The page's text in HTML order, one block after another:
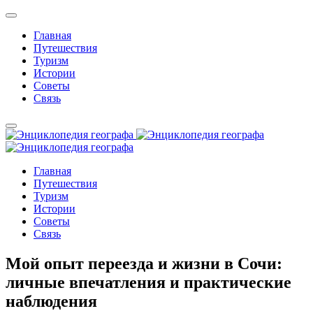
Главная
Путешествия
Туризм
Истории
Советы
Связь
Главная
Путешествия
Туризм
Истории
Советы
Связь
Мой опыт переезда и жизни в Сочи:
личные впечатления и практические
наблюдения